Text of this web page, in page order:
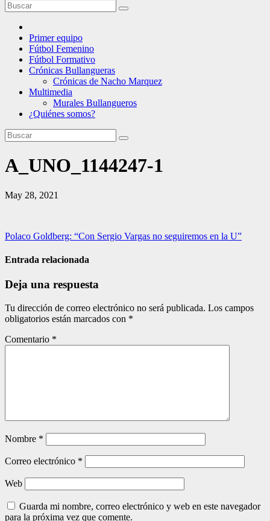
Primer equipo
Fútbol Femenino
Fútbol Formativo
Crónicas Bullangueras
Crónicas de Nacho Marquez
Multimedia
Murales Bullangueros
¿Quiénes somos?
A_UNO_1144247-1
May 28, 2021
Navegación
de
Polaco Goldberg: “Con Sergio Vargas no seguiremos en la U”
Entrada relacionada
Deja una respuesta
Tu dirección de correo electrónico no será publicada. Los campos
obligatorios están marcados con *
Comentario *
Nombre *
Correo electrónico *
Web
Guarda mi nombre, correo electrónico y web en este navegador
para la próxima vez que comente.